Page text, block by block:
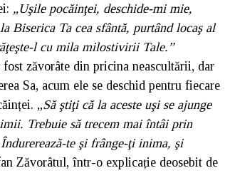
„Uşile pocăinţei, deschide-mi mie,
Biserica Ta cea sfântă, purtând locaş al
l cu mila milostivirii Tale.”
zăvorâte din pricina neascultării, dar
Sa, acum ele se deschid pentru fiecare
„Să ştiţi că la aceste uşi se ajunge
Trebuie să trecem mai în­tâi prin
te şi frânge-ţi inima, şi
Zăvorâtul, într-o explicație deosebit de